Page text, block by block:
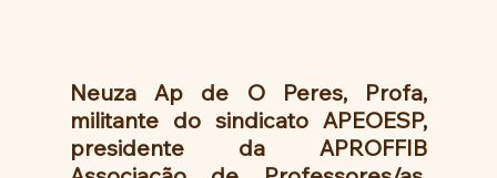
Neuza Ap de O Peres, Profa,
militante do sindicato APEOESP,
presidente da APROFFIB